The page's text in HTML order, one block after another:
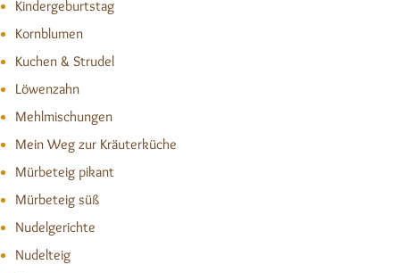
Kindergeburtstag
Kornblumen
Kuchen & Strudel
Löwenzahn
Mehlmischungen
Mein Weg zur Kräuterküche
Mürbeteig pikant
Mürbeteig süß
Nudelgerichte
Nudelteig